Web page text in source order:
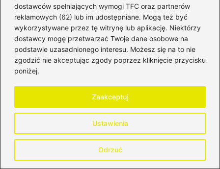
dostawców spełniających wymogi TFC oraz partnerów
reklamowych (62) lub im udostępniane. Mogą też być
wykorzystywane przez tę witrynę lub aplikację. Niektórzy
dostawcy mogę przetwarzać Twoje dane osobowe na
podstawie uzasadnionego interesu. Możesz się na to nie
zgodzić nie akceptując zgody poprzez kliknięcie przycisku
poniżej.
Ustawienia
Odrzuć
Zaakceptuj
Bartosz Tomczyk
Bartosz, czyli autor bloga HistoriaPieniadza.pl, od lat
zgłębia świat finansów, bankowości, inwestycji oraz rynków
kapitałowych. Interesuje się zarówno historią pieniądza i
rządzącymi giełdą, walutami oraz globalną gospodarką.